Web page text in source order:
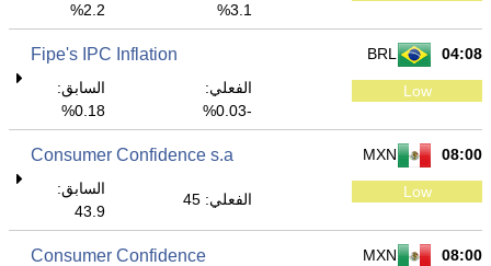
3.1%
2.2%
04:08
BRL
Fipe's IPC Inflation
Low
الفعلي:
-0.03%
السابق:
0.18%
08:00
MXN
Consumer Confidence s.a
Low الفعلي: 45
السابق:
43.9
08:00
MXN
Consumer Confidence